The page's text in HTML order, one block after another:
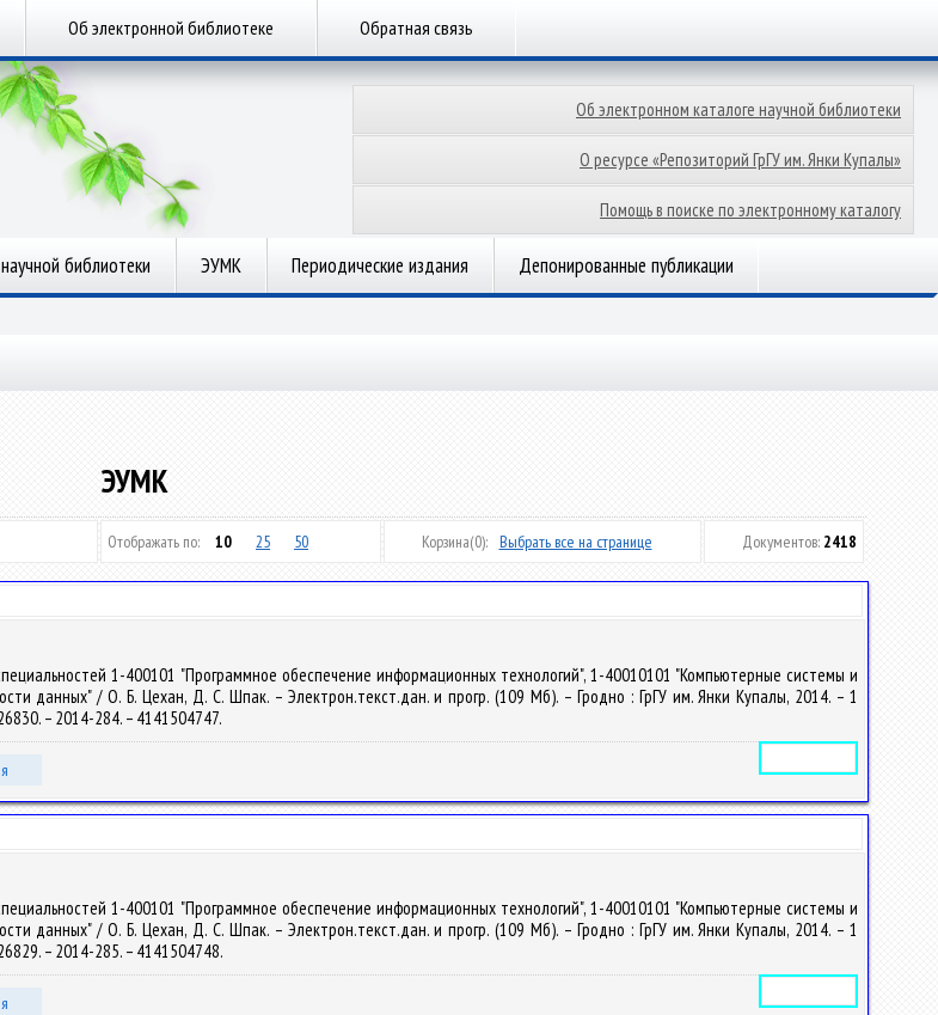
Об электронной библиотеке Обратная связь
Об электронном каталоге научной библиотеки
О ресурсе «Репозиторий ГрГУ им. Янки Купалы»
Помощь в поиске по электронному каталогу
библиотеки ЭУМК Периодические издания Депонированные публикации
ЭУМК
Отображать по: 10 25 50 Корзина(0): Выбрать все на странице Документов: 2418
1-400101 "Программное обеспечение информационных технологий", 1-40010101 "Компьютерные системы и
данных" / О. Б. Цехан, Д. С. Шпак. – Электрон.текст.дан. и прогр. (109 Мб). – Гродно : ГрГУ им. Янки Купалы, 2014. – 1
– 2014-284. – 4141504747.
1-400101 "Программное обеспечение информационных технологий", 1-40010101 "Компьютерные системы и
данных" / О. Б. Цехан, Д. С. Шпак. – Электрон.текст.дан. и прогр. (109 Мб). – Гродно : ГрГУ им. Янки Купалы, 2014. – 1
– 2014-285. – 4141504748.